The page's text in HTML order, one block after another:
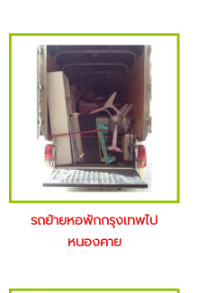
รถย้ายหอพักกรุงเทพไป
หนองคาย